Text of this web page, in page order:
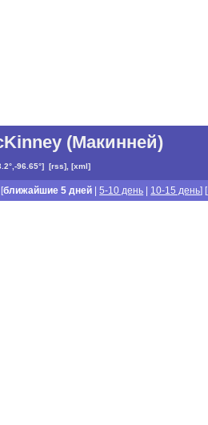
(Макинней)
96.65°] [rss], [xml]
ближайшие 5 дней |5-10 день 10-15 день] [